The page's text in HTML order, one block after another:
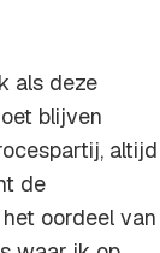
als deze
blijven
altijd
de
oordeel van